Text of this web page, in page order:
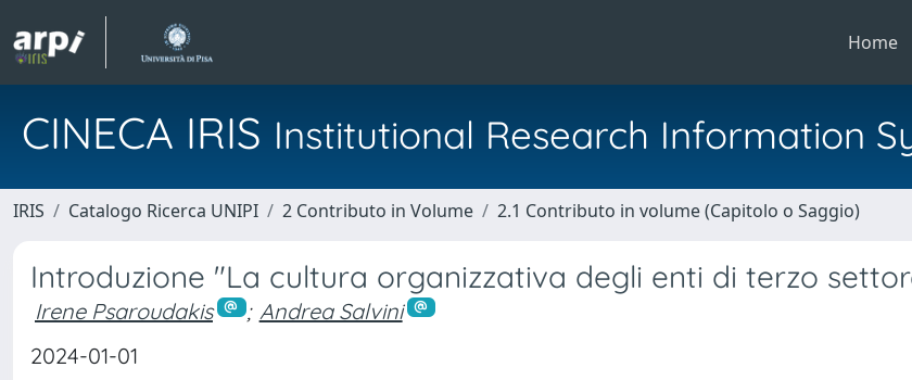
Home
CINECA IRIS Institutional Research Information
IRIS Catalogo Ricerca UNIPI 2 Contributo in Volume 2.1 Contributo in volume (Capitolo o Saggio)
Introduzione "La cultura organizzativa degli enti di terzo
Irene Psaroudakis ; Andrea Salvini
2024-01-01